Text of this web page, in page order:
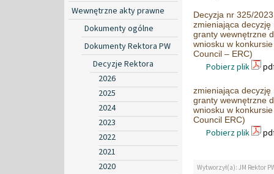
Wewnętrzne akty prawne
Dokumenty ogólne
Dokumenty Rektora PW
Decyzje Rektora
2026
2025
2024
2023
2022
2021
2020
Decyzja nr 325/
zmieniająca decyzję
granty wewnętrzne
wniosku w
Council – ERC)
Pobierz plik
zmieniająca decyzję
granty wewnętrzne
wniosku w
Council ERC)
Pobierz plik
Wytworzył(a): JM Rektor